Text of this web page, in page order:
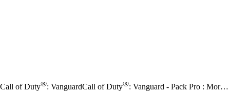
Call of Duty®: VanguardCall of Duty®: Vanguard - Pack Pro : Morsure de Mort